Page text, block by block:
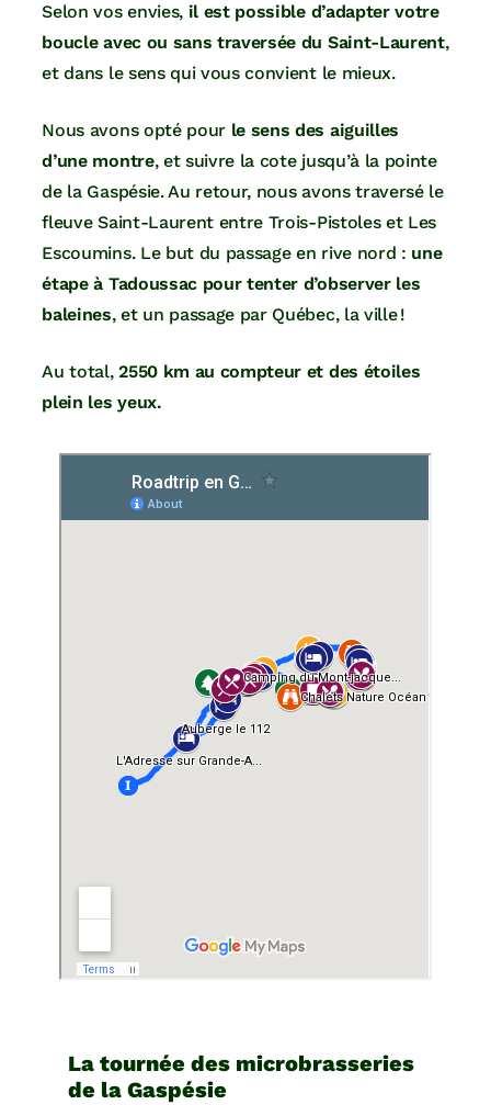
Selon vos envies,il est possible d’adapter votre
boucle avec ou sans traversée du Saint-Laurent,
et dans le sens qui vous convient le mieux.
Nous avons opté pour le sens des aiguilles
d’une montre, et suivre la cote jusqu’à la pointe
de la Gaspésie. Au retour, nous avons traversé le
fleuve Saint-Laurent entre Trois-Pistoles et Les
Escoumins. Le but du passage en rive nord : une
étape à Tadoussac pour tenter d’observer les
baleines, et un passage par Québec, la ville !
Au total,2550 km au compteur et des étoiles
plein les yeux.
La tournée des microbrasseries
de la Gaspésie